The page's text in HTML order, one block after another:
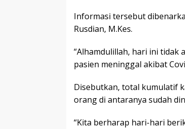
Informasi tersebut
Rusdian, M.Kes.
“Alhamdulillah, hari ini tidak
pasien meninggal akibat
Disebutkan, total kumulatif
orang di antaranya sudah
“Kita berharap hari-hari